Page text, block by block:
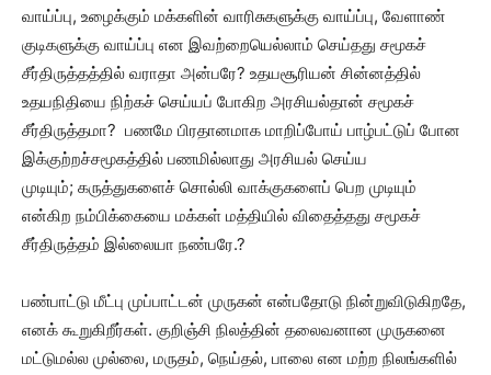
வாய்ப்பு, உழைக்கும் மக்களின் வாரிசுகளுக்கு வாய்ப்பு, வேளாண்
குடிகளுக்கு வாய்ப்பு என இவற்றையெல்லாம் செய்தது சமூகச்
சீர்திருத்தத்தில் வராதா அன்பரே? உதயசூரியன் சின்னத்தில்
உதயநிதியை நிற்கச் செய்யப் போகிற அரசியல்தான் சமூகச்
சீர்திருத்தமா? பணமே பிரதானமாக மாறிப்போய் பாழ்பட்டுப் போன
இக்குற்றச்சமூகத்தில் பணமில்லாது அரசியல் செய்ய
முடியும்; கருத்துகளைச் சொல்லி வாக்குகளைப் பெற முடியும்
என்கிற நம்பிக்கையை மக்கள் மத்தியில் விதைத்தது சமூகச்
சீர்திருத்தம் இல்லையா நண்பரே.?
பண்பாட்டு மீட்பு முப்பாட்டன் முருகன் என்பதோடு நின்றுவிடுகிறதே,
எனக் கூறுகிறீர்கள். குறிஞ்சி நிலத்தின் தலைவனான முருகனை
மட்டுமல்ல முல்லை, மருதம், நெய்தல், பாலை என மற்ற நிலங்களில்